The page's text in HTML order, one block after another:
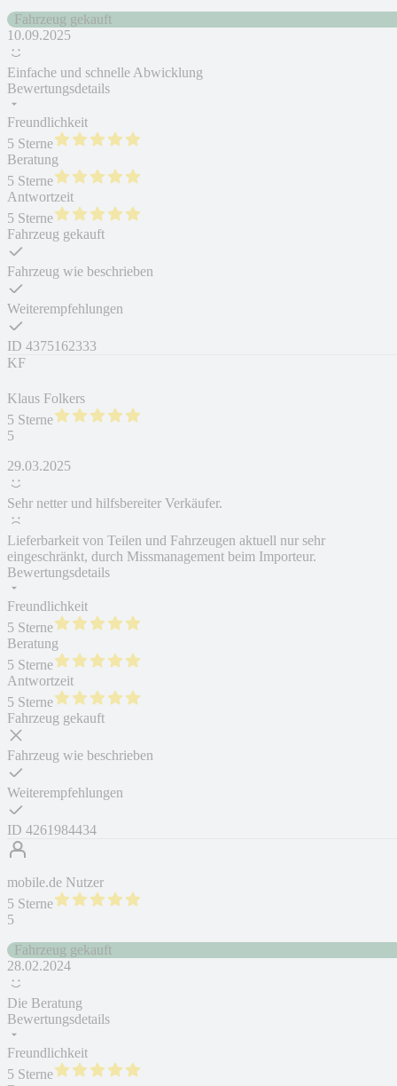
Fahrzeug gekauft
10.09.2025
Einfache und schnelle Abwicklung
Bewertungsdetails
Freundlichkeit
5 Sterne
Beratung
5 Sterne
Antwortzeit
5 Sterne
Fahrzeug gekauft
Fahrzeug wie beschrieben
Weiterempfehlungen
ID 4375162333
KF
Klaus Folkers
5 Sterne
5
29.03.2025
Sehr netter und hilfsbereiter Verkäufer.
Lieferbarkeit von Teilen und Fahrzeugen aktuell nur sehr
eingeschränkt, durch Missmanagement beim Importeur.
Bewertungsdetails
Freundlichkeit
5 Sterne
Beratung
5 Sterne
Antwortzeit
5 Sterne
Fahrzeug gekauft
Fahrzeug wie beschrieben
Weiterempfehlungen
ID 4261984434
mobile.de Nutzer
5 Sterne
5
Fahrzeug gekauft
28.02.2024
Die Beratung
Bewertungsdetails
Freundlichkeit
5 Sterne